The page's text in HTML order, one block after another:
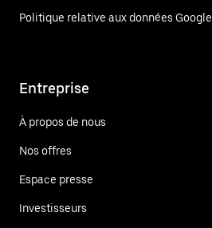
Politique relative aux données Google
Entreprise
À propos de nous
Nos offres
Espace presse
Investisseurs